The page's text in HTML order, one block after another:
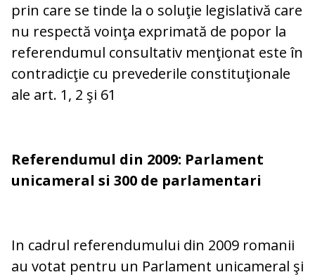
prin care se tinde la o soluţie legislativă care
nu respectă voinţa exprimată de popor la
referendumul consultativ menţionat este în
contradicţie cu prevederile constituţionale
ale art. 1, 2 şi 61
Referendumul din 2009: Parlament
unicameral si 300 de parlamentari
In cadrul referendumului din 2009 romanii
au votat pentru un Parlament unicameral şi